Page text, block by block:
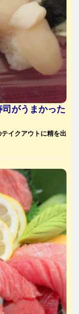
がうまかった
イクアウトに精を出